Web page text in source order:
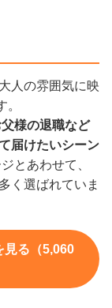
人の雰囲気に映
。
父様の退職など
届けたいシーン
とあわせて、
く選ばれていま
見る（5,060